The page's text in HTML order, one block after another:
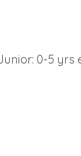
0-5 yrs